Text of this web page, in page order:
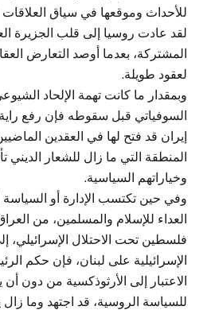
للأحداث وموقعها في سياق العلاقات
لقد عادت روسيا إلى قلب الجزيرة
المشتركة، بعدما أوصد التعارض
لعقود طويلة.
وبمقدار ما كانت تهمة الإلحاد
السوفياتي قبل سقوطه فإن رفع راية
إيران قد فتح لها في العقدين
المنطقة التي ما زال للشعار الديني
وخياراتهم السياسية.
وفي حين تكتسب الإدارة أو السياسة
العداء للإسلام والمسلمين، من
فلسطين تحت الاحتلال الإسرائيلي،
الإسرائيلية على لبنان، فإن حكم
الاعتبار إلى الأرثوذكسية من دون أن
للسياسة الروسية، قد اجتهد وما